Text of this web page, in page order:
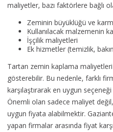
maliyetler, bazı faktörlere bağlı
Zeminin büyüklüğü ve
Kullanılacak malzemenin
İşçilik maliyetleri
Ek hizmetler (temizlik,
Tartan zemin kaplama
gösterebilir. Bu nedenle, farklı
karşılaştırarak en uygun
Önemli olan sadece maliyet
uygun fiyata alabilmektir.
yapan firmalar arasında fiyat